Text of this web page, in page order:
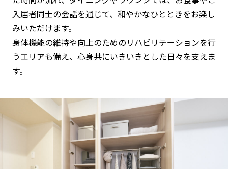
入居者同士の会話を通じて、和やかなひとときをお楽し
みいただけます。
身体機能の維持や向上のためのリハビリテーションを行
うエリアも備え、心身共にいきいきとした日々を支えま
す。